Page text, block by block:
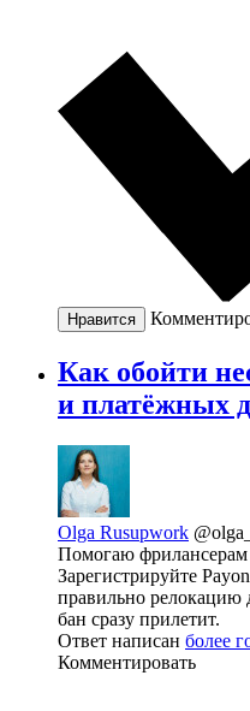
Нравится
Как обойти
и платёжных
Olga Rusupwork
Помогаю фрилансерам
Зарегистрируйте
правильно релокацию
бан сразу прилетит.
Ответ написан более
Комментировать